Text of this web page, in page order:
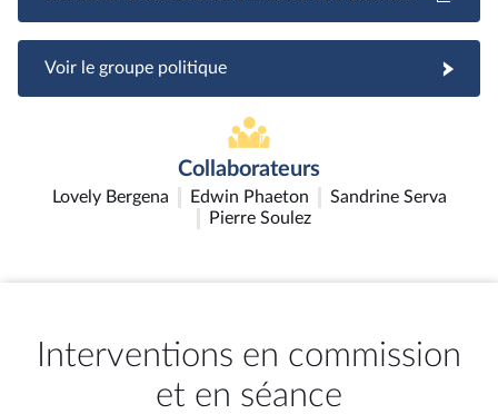
Voir le groupe politique
Collaborateurs
Lovely Bergena Edwin Phaeton
Sandrine Serva
Pierre Soulez
Interventions en commission
et en séance